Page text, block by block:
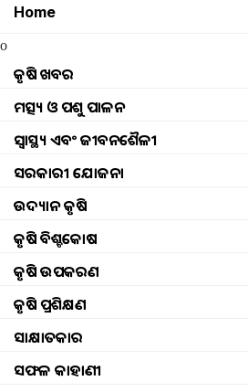
Home
o
କୃଷି ଖବର
ମତ୍ସ୍ୟ ଓ ପଶୁ ପାଳନ
ସ୍ୱାସ୍ଥ୍ୟ ଏବଂ ଜୀବନଶୈଳୀ
ସରକାରୀ ଯୋଜନା
ଉଦ୍ୟାନ କୃଷି
କୃଷି ବିଶ୍ବକୋଷ
କୃଷି ଉପକରଣ
କୃଷି ପ୍ରଶିକ୍ଷଣ
ସାକ୍ଷାତକାର
ସଫଳ କାହାଣୀ